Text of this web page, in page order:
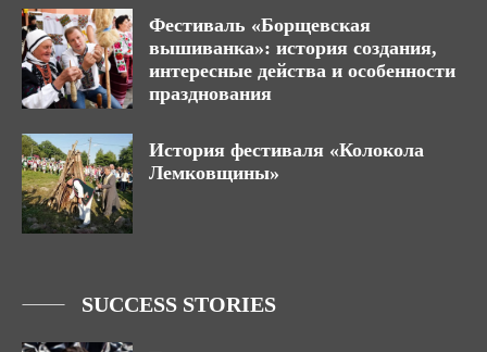
Фестиваль «Борщевская
вышиванка»: история создания,
интересные действа и особенности
празднования
История фестиваля «Колокола
Лемковщины»
SUCCESS STORIES